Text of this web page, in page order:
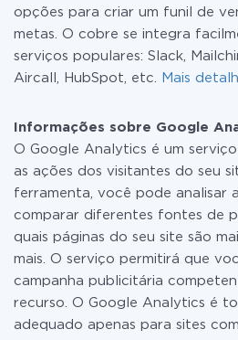
opções para criar um funil de
metas. O cobre se integra
serviços populares: Slack,
Aircall, HubSpot, etc.
Mais
Informações sobre Google
O Google Analytics é um
as ações dos visitantes do seu
ferramenta, você pode analisar
comparar diferentes fontes de
quais páginas do seu site são
mais. O serviço permitirá que
campanha publicitária
recurso. O Google Analytics é
adequado apenas para sites